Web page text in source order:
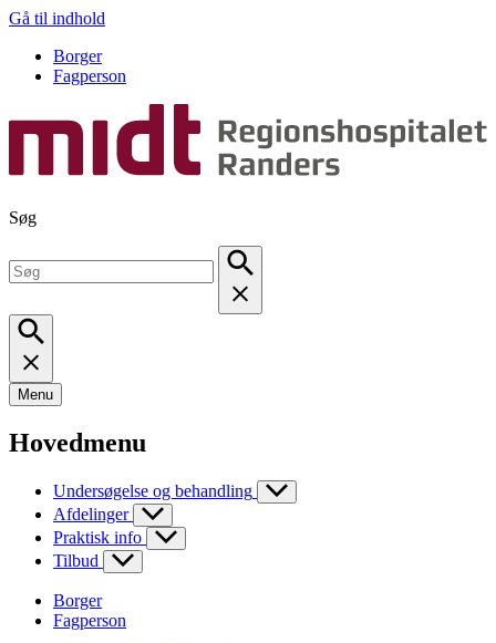
Gå til indhold
Borger
Fagperson
Søg
Menu
Hovedmenu
Undersøgelse og behandling
Afdelinger
Praktisk info
Tilbud
Borger
Fagperson